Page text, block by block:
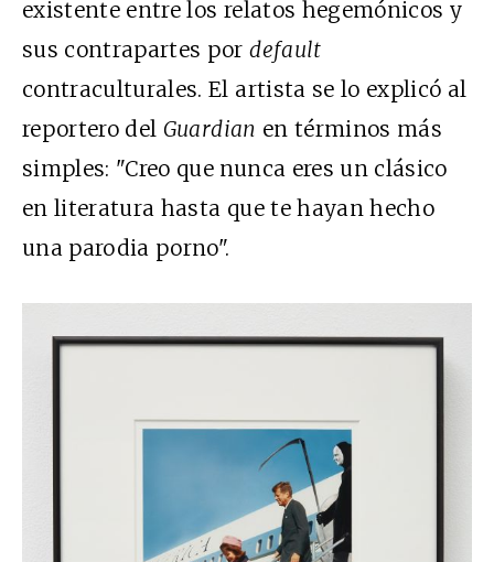
existente entre los relatos hegemónicos y
sus contrapartes pordefault
contraculturales. El artista se lo explicó al
reportero del Guardian en términos más
simples: "Creo que nunca eres un clásico
en literatura hasta que te hayan hecho
una parodia porno".